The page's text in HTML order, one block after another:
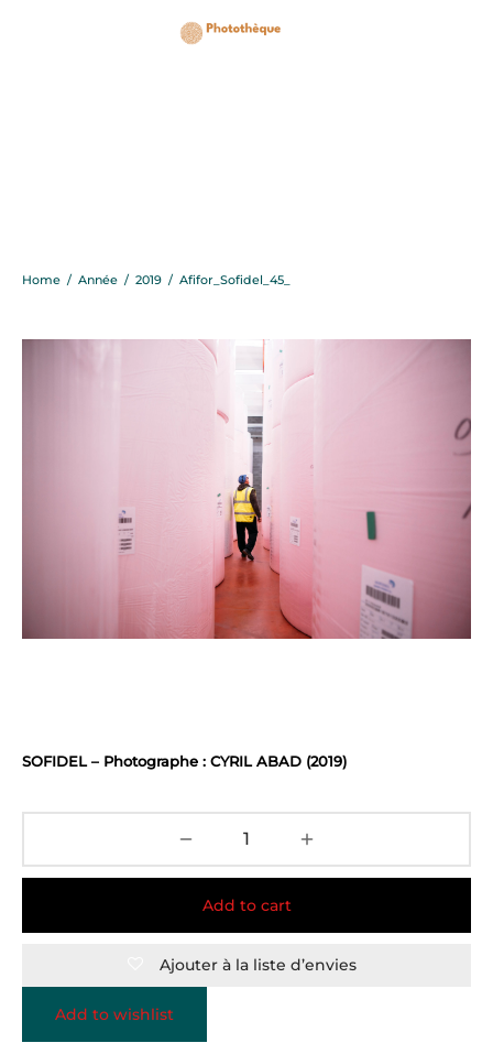
Home / Année / 2019 / Afifor_Sofidel_45_
SOFIDEL – Photographe : CYRIL ABAD (2019)
Add to cart
Ajouter à la liste d’envies
Add to wishlist